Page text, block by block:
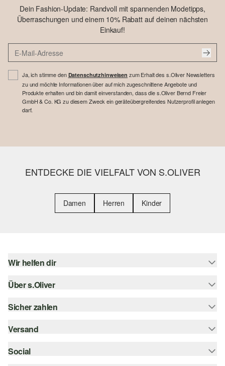
Dein Fashion-Update: Randvoll mit spannenden Modetipps,
Überraschungen und einem 10% Rabatt auf deinen nächsten
Einkauf!
Ja, ich stimme den Datenschutzhinweisen zum Erhalt des s.Oliver Newsletters
zu und möchte Informationen über auf mich zugeschnittene Angebote und
Produkte erhalten und bin damit einverstanden, dass die s.Oliver Bernd Freier
GmbH & Co. KG zu diesem Zweck ein geräteübergreifendes Nutzerprofil anlegen
darf.
ENTDECKE DIE VIELFALT VON S.OLIVER
Damen Herren Kinder
Wir helfen dir
Hilfe & FAQ
Größenberatung
Top-Kategorien
Über s.Oliver
s.Oliver Magazin
Whatsapp
Sicher zahlen
Rechnung
Kreditkarte
Versand
Sendungsverfolgung
Social